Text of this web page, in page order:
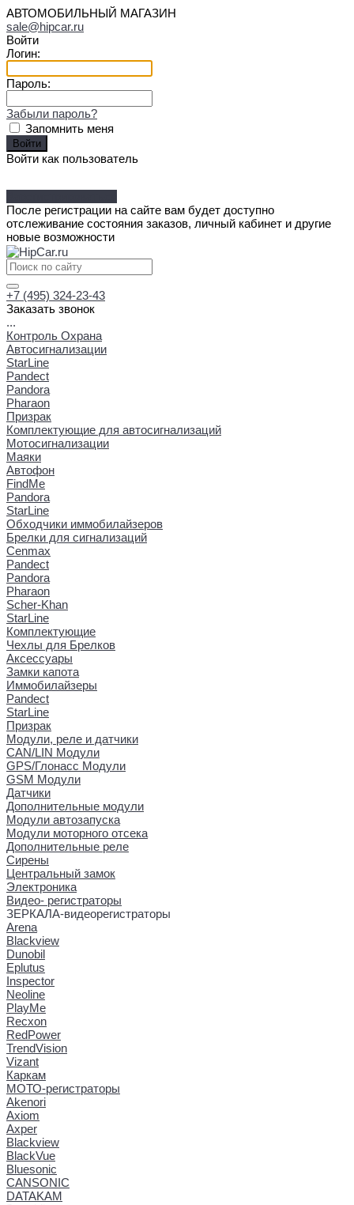
АВТОМОБИЛЬНЫЙ МАГАЗИН
sale@hipcar.ru
Войти
Логин:
Пароль:
Забыли пароль?
Запомнить меня
Войти как пользователь
После регистрации на сайте вам будет доступно
отслеживание состояния заказов, личный кабинет и другие
новые возможности
+7 (495) 324-23-43
Заказать звонок
...
Контроль Охрана
Автосигнализации
StarLine
Pandect
Pandora
Pharaon
Призрак
Комплектующие для автосигнализаций
Мотосигнализации
Маяки
Автофон
FindMe
Pandora
StarLine
Обходчики иммобилайзеров
Брелки для сигнализаций
Cenmax
Pandect
Pandora
Pharaon
Scher-Khan
StarLine
Комплектующие
Чехлы для Брелков
Аксессуары
Замки капота
Иммобилайзеры
Pandect
StarLine
Призрак
Модули, реле и датчики
CAN/LIN Модули
GPS/Глонасс Модули
GSM Модули
Датчики
Дополнительные модули
Модули автозапуска
Модули моторного отсека
Дополнительные реле
Сирены
Центральный замок
Электроника
Видео- регистраторы
ЗЕРКАЛА-видеорегистраторы
Arena
Blackview
Dunobil
Eplutus
Inspector
Neoline
PlayMe
Recxon
RedPower
TrendVision
Vizant
Каркам
МОТО-регистраторы
Akenori
Axiom
Axper
Blackview
BlackVue
Bluesonic
CANSONIC
DATAKAM